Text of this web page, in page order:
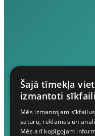
Šajā tīmekļa
izmantoti sīkfaili
Mēs izmantojam
saturu, reklāmas un
Mēs arī kopīgojam